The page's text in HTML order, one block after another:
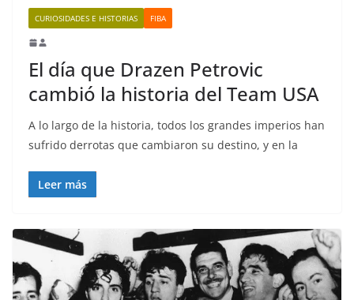
CURIOSIDADES E HISTORIAS FIBA
El día que Drazen Petrovic
cambió la historia del Team USA
A lo largo de la historia, todos los grandes imperios han
sufrido derrotas que cambiaron su destino, y en la
Leer más